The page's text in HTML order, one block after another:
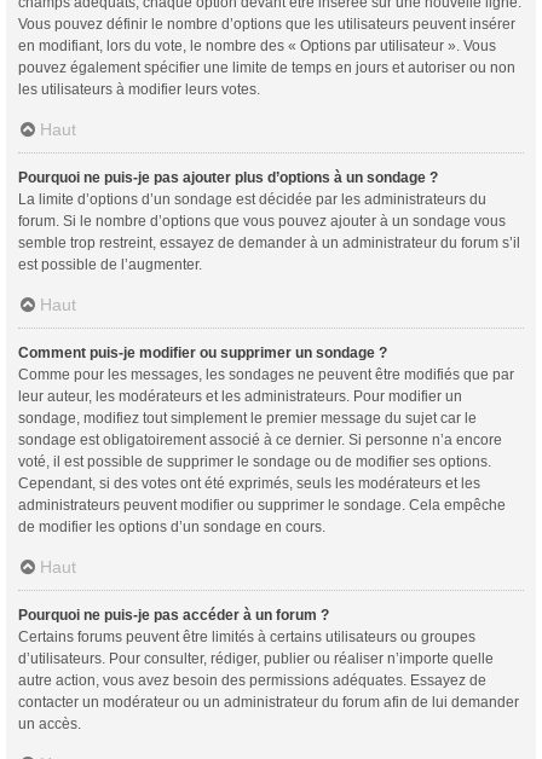
Vous pouvez définir le nombre d’options que les utilisateurs peuvent insérer
en modifiant, lors du vote, le nombre des « Options par utilisateur ». Vous
pouvez également spécifier une limite de temps en jours et autoriser ou non
les utilisateurs à modifier leurs votes.
Haut
Pourquoi ne puis-je pas ajouter plus d’options à un sondage ?
La limite d’options d’un sondage est décidée par les administrateurs du
forum. Si le nombre d’options que vous pouvez ajouter à un sondage vous
semble trop restreint, essayez de demander à un administrateur du forum s’il
est possible de l’augmenter.
Haut
Comment puis-je modifier ou supprimer un sondage ?
Comme pour les messages, les sondages ne peuvent être modifiés que par
leur auteur, les modérateurs et les administrateurs. Pour modifier un
sondage, modifiez tout simplement le premier message du sujet car le
sondage est obligatoirement associé à ce dernier. Si personne n’a encore
voté, il est possible de supprimer le sondage ou de modifier ses options.
Cependant, si des votes ont été exprimés, seuls les modérateurs et les
administrateurs peuvent modifier ou supprimer le sondage. Cela empêche
de modifier les options d’un sondage en cours.
Haut
Pourquoi ne puis-je pas accéder à un forum ?
Certains forums peuvent être limités à certains utilisateurs ou groupes
d’utilisateurs. Pour consulter, rédiger, publier ou réaliser n’importe quelle
autre action, vous avez besoin des permissions adéquates. Essayez de
contacter un modérateur ou un administrateur du forum afin de lui demander
un accès.